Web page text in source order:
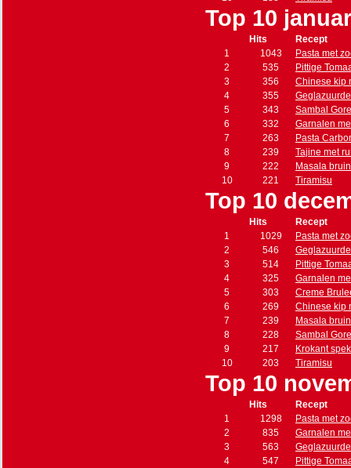
Top 10
Hits
Recept
1
1043
Pasta met
2
535
Pittige
3
356
Chinese kip
4
355
5
343
Sambal
6
332
Garnalen
7
263
Pasta
8
239
Tajine met
9
222
Masala
10
221 Tiramisu
Top 10
Hits
Recept
1
1029
Pasta met
2
546
3
514
Pittige
4
325
Garnalen
5
303
Creme
6
269
Chinese kip
7
239
Masala
8
228
Sambal
9
217
Krokant
10
203 Tiramisu
Top 10
Hits
Recept
1
1298
Pasta met
2
835
Garnalen
3
563
4
547 Pittige